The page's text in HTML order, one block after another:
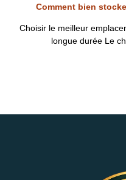
Comment bien
Choisir le meilleur
longue durée Le